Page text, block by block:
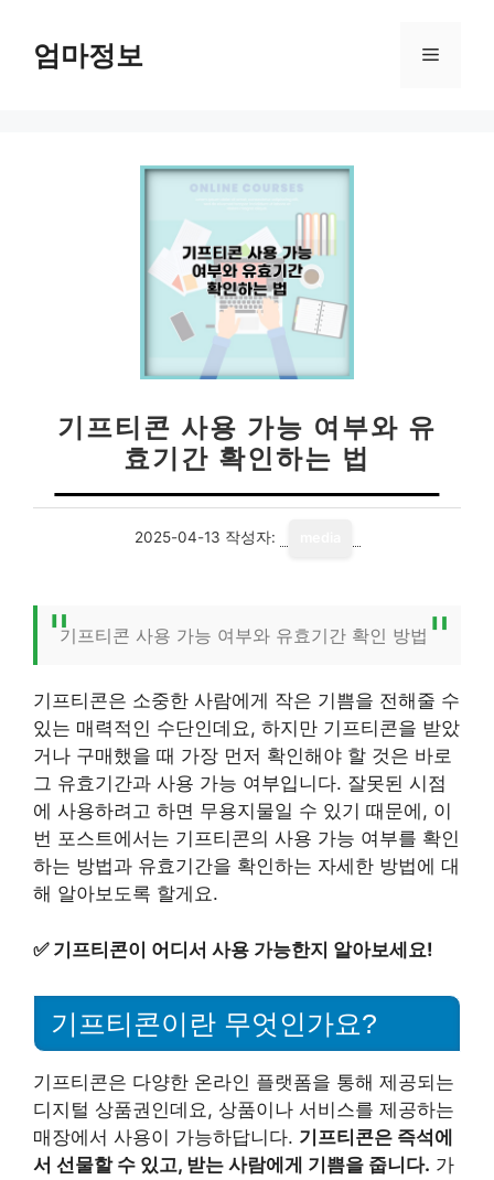
엄마정보 메
기프티콘 사용 가능 여부와 유
효기간 확인하는 법
2025-04-13 작성자:
기프티콘 사용 가능 여부와 유효기간 확인 방법
기프티콘은 소중한 사람에게 작은 기쁨을 전해줄 수
있는 매력적인 수단인데요, 하지만 기프티콘을 받았
거나 구매했을 때 가장 먼저 확인해야 할 것은 바로
그 유효기간과 사용 가능 여부입니다. 잘못된 시점
에 사용하려고 하면 무용지물일 수 있기 때문에, 이
번 포스트에서는 기프티콘의 사용 가능 여부를 확인
하는 방법과 유효기간을 확인하는 자세한 방법에 대
해 알아보도록 할게요.
✅ 기프티콘이 어디서 사용 가능한지 알아보세요!
기프티콘이란 무엇인가요?
기프티콘은 다양한 온라인 플랫폼을 통해 제공되는
디지털 상품권인데요, 상품이나 서비스를 제공하는
매장에서 사용이 가능하답니다. 기프티콘은 즉석에
서 선물할 수 있고, 받는 사람에게 기쁨을 줍니다. 가